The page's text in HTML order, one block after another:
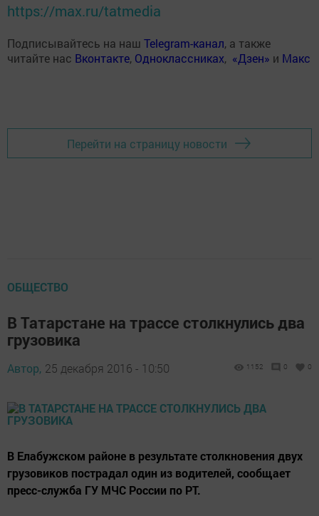
https://max.ru/tatmedia
Подписывайтесь на наш Telegram-канал, а также
читайте нас Вконтакте, Одноклассниках, «Дзен» и Макс
Перейти на страницу новости
ОБЩЕСТВО
В Татарстане на трассе столкнулись два
грузовика
Автор, 25 декабря 2016 - 10:50 1152 0 0
В Елабужском районе в результате столкновения двух
грузовиков пострадал один из водителей, сообщает
пресс-служба ГУ МЧС России по РТ.